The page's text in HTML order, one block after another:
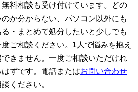
料相談も受け付けています。どの
か分からない、パソコン以外にも
・まとめて処分したいと少しでも
ご相談ください。1人で悩みを抱え
きません。一度ご相談いただけれ
ずです。電話またはお問い合わせ
ください。